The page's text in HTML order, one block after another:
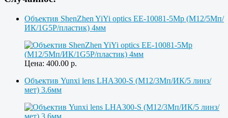
Объектив ShenZhen YiYi optics EE-10081-5Mp (M12/5Мп/
ИК/1G5P/пластик) 4мм
Цена: 400.00 р.
Объектив Yunxi lens LHA300-S (M12/3Мп/ИК/5 линз/
мет) 3.6мм